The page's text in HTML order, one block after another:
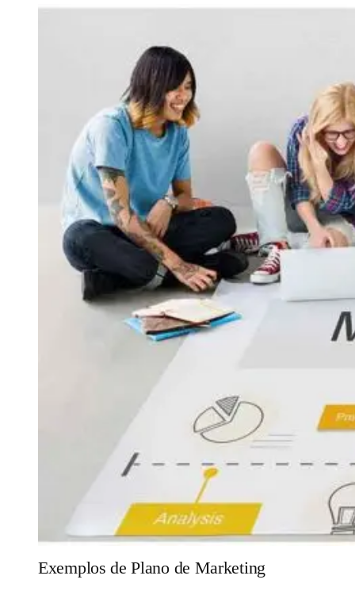
Exemplos de Plano de Marketing